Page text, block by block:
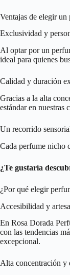
Ventajas de elegir
Exclusividad y
Al optar por un
ideal para quienes
Calidad y duración
Gracias a la alta
estándar en nuestras
Un recorrido
Cada perfume nicho
¿Te gustaría
¿Por qué elegir
Accesibilidad y
En Rosa Dorada
con las tendencias
excepcional.
Alta concentración y